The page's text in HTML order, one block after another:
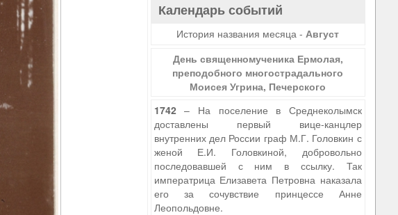
Календарь событий
История названия месяца -Август
День священномученика Ермолая,
преподобного многострадального
Моисея Угрина, Печерского
1742– На поселение в Среднеколымск
доставлены первый вице-канцлер
внутренних дел России граф М.Г. Головкин с
женой Е.И. Головкиной, добровольно
последовавшей с ним в ссылку. Так
императрица Елизавета Петровна наказала
его за сочувствие принцессе Анне
Леопольдовне.